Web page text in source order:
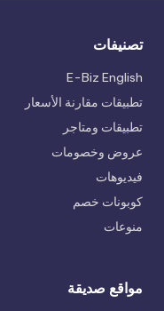
تصنيفات
E-Biz English
تطبيقات مقارنة الأسعار
تطبيقات ومتاجر
عروض وخصومات
فيديوهات
كوبونات خصم
منوعات
مواقع صديقة